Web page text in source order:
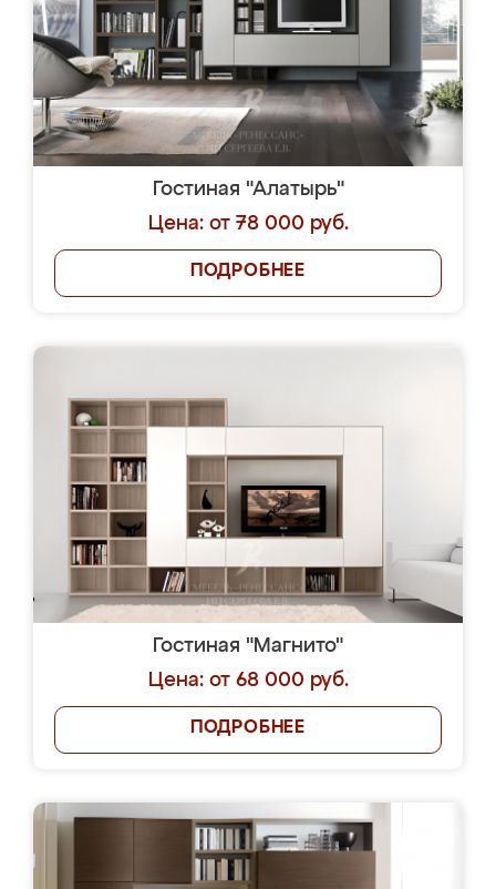
Гостиная "Алатырь"
Цена: от 78 000 руб.
ПОДРОБНЕЕ
Гостиная "Магнито"
Цена: от 68 000 руб.
ПОДРОБНЕЕ